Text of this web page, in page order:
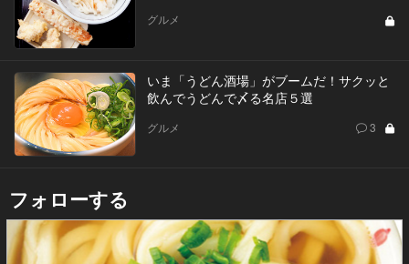
グルメ
いま「うどん酒場」がブームだ！サクッと
飲んでうどんで〆る名店５選
グルメ 3
フォローする